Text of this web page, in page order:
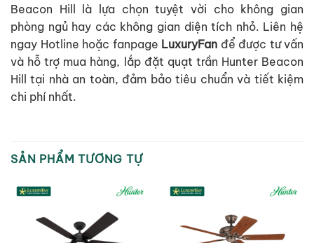
Beacon Hill là lựa chọn tuyệt vời cho không gian
phòng ngủ hay các không gian diện tích nhỏ. Liên hệ
ngay Hotline hoặc fanpage LuxuryFan để được tư vấn
và hỗ trợ mua hàng, lắp đặt quạt trần Hunter Beacon
Hill tại nhà an toàn, đảm bảo tiêu chuẩn và tiết kiệm
chi phí nhất.
SẢN PHẨM TƯƠNG TỰ